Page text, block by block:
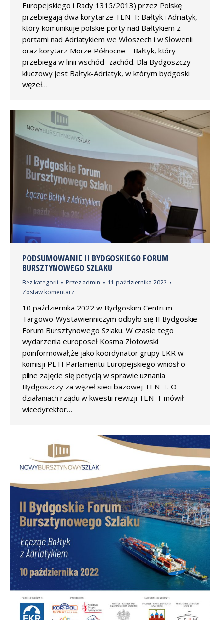
Europejskiego i Rady 1315/2013) przez Polskę
przebiegają dwa korytarze TEN-T: Bałtyk i Adriatyk,
który komunikuje polskie porty nad Bałtykiem z
portami nad Adriatykiem we Włoszech i w Słowenii
oraz korytarz Morze Północne – Bałtyk, który
przebiega w linii wschód -zachód. Dla Bydgoszczy
kluczowy jest Bałtyk-Adriatyk, w którym bydgoski
węzeł…
PODSUMOWANIE II BYDGOSKIEGO FORUM
BURSZTYNOWEGO SZLAKU
Bez kategorii Przez admin
11 października 2022
Zostaw komentarz
10 października 2022 w Bydgoskim Centrum
Targowo-Wystawienniczym odbyło się II Bydgoskie
Forum Bursztynowego Szlaku. W czasie tego
wydarzenia europoseł Kosma Złotowski
poinformował,że jako koordynator grupy EKR w
komisji PETI Parlamentu Europejskiego wniósł o
pilne zajęcie się petycją w sprawie uznania
Bydgoszczy za węzeł sieci bazowej TEN-T. O
działaniach rządu w kwestii rewizji TEN-T mówił
wicedyrektor…